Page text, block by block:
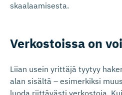
skaalaamisesta.
Verkostoissa on
Liian usein yrittäjä tyytyy
alan sisältä – esimerkiksi
luoda riittävästi verkostoja.